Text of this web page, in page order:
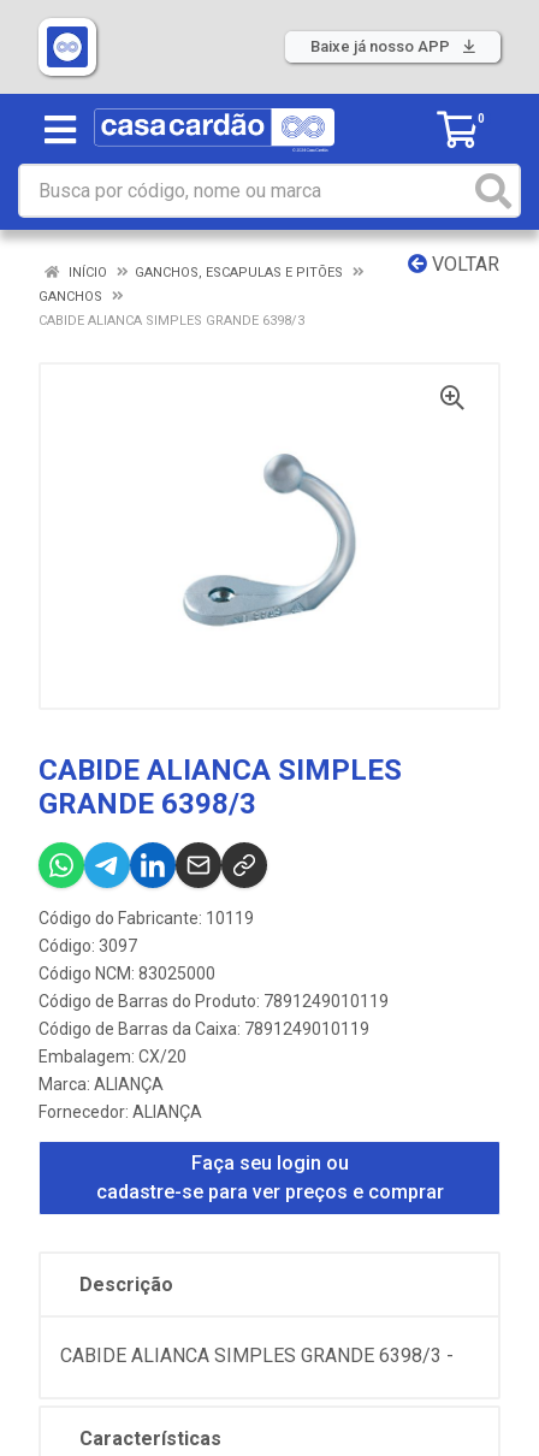
Baixe já nosso APP
0
VOLTAR
INÍCIO
GANCHOS, ESCAPULAS E PITÕES
GANCHOS
CABIDE ALIANCA SIMPLES GRANDE 6398/3
CABIDE ALIANCA SIMPLES
GRANDE 6398/3
Código do Fabricante: 10119
Código: 3097
Código NCM: 83025000
Código de Barras do Produto: 7891249010119
Código de Barras da Caixa: 7891249010119
Embalagem: CX/20
Marca: ALIANÇA
Fornecedor: ALIANÇA
Faça seu login ou
cadastre-se para ver preços e comprar
Descrição
CABIDE ALIANCA SIMPLES GRANDE 6398/3 -
Características